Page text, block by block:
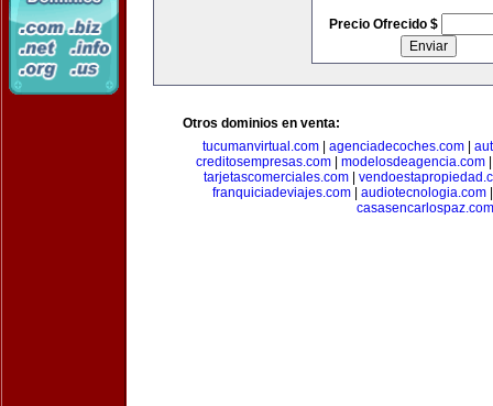
Precio Ofrecido $
Otros dominios en venta:
tucumanvirtual.com| agenciadecoches.com|
creditosempresas.com| modelosdeagencia.com
tarjetascomerciales.com|
franquiciadeviajes.com| audiotecnologia.com
casasencarlospaz.com